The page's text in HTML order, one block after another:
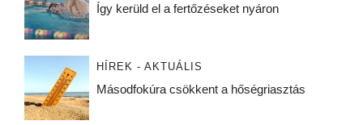
Így kerüld el a fertőzéseket nyáron
HÍREK - AKTUÁLIS
Másodfokúra csökkent a hőségriasztás